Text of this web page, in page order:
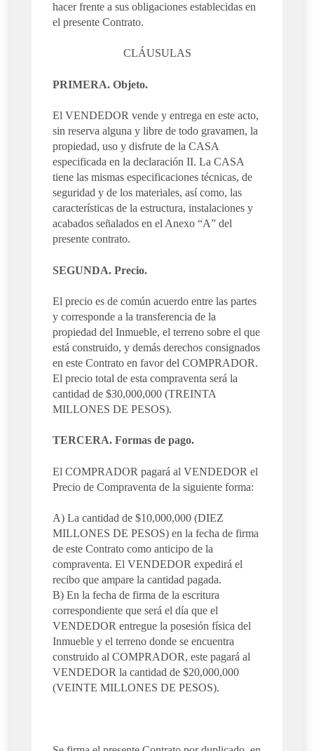
hacer frente a sus obligaciones establecidas en
el presente Contrato.
CLÁUSULAS
PRIMERA. Objeto.
El VENDEDOR vende y entrega en este acto,
sin reserva alguna y libre de todo gravamen, la
propiedad, uso y disfrute de la CASA
especificada en la declaración II. La CASA
tiene las mismas especificaciones técnicas, de
seguridad y de los materiales, así como, las
características de la estructura, instalaciones y
acabados señalados en el Anexo “A” del
presente contrato.
SEGUNDA. Precio.
El precio es de común acuerdo entre las partes
y corresponde a la transferencia de la
propiedad del Inmueble, el terreno sobre el que
está construido, y demás derechos consignados
en este Contrato en favor del COMPRADOR.
El precio total de esta compraventa será la
cantidad de $30,000,000 (TREINTA
MILLONES DE PESOS).
TERCERA. Formas de pago.
El COMPRADOR pagará al VENDEDOR el
Precio de Compraventa de la siguiente forma:
A) La cantidad de $10,000,000 (DIEZ
MILLONES DE PESOS) en la fecha de firma
de este Contrato como anticipo de la
compraventa. El VENDEDOR expedirá el
recibo que ampare la cantidad pagada.
B) En la fecha de firma de la escritura
correspondiente que será el día que el
VENDEDOR entregue la posesión física del
Inmueble y el terreno donde se encuentra
construido al COMPRADOR, este pagará al
VENDEDOR la cantidad de $20,000,000
(VEINTE MILLONES DE PESOS).